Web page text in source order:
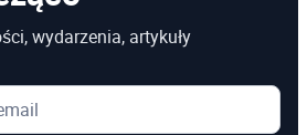
wydarzenia, artykuły
MAX Stopień II
Steel Stopień I